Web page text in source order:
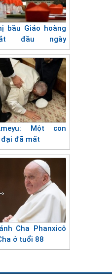
bầu Giáo hoàng
đầu ngày
Một con
đã mất
Cha Phanxicô
ở tuổi 88